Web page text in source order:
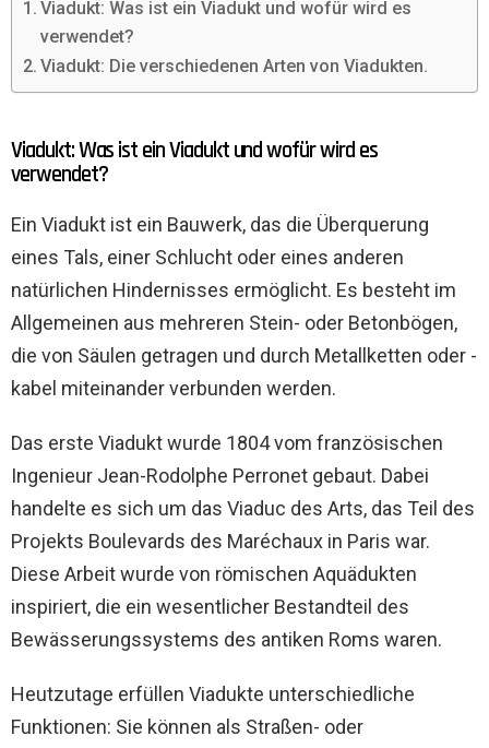
Viadukt: Was ist ein Viadukt und wofür wird es
verwendet?
Viadukt: Die verschiedenen Arten von Viadukten.
Viadukt: Was ist ein Viadukt und wofür wird es
verwendet?
Ein Viadukt ist ein Bauwerk, das die Überquerung
eines Tals, einer Schlucht oder eines anderen
natürlichen Hindernisses ermöglicht. Es besteht im
Allgemeinen aus mehreren Stein- oder Betonbögen,
die von Säulen getragen und durch Metallketten oder -
kabel miteinander verbunden werden.
Das erste Viadukt wurde 1804 vom französischen
Ingenieur Jean-Rodolphe Perronet gebaut. Dabei
handelte es sich um das Viaduc des Arts, das Teil des
Projekts Boulevards des Maréchaux in Paris war.
Diese Arbeit wurde von römischen Aquädukten
inspiriert, die ein wesentlicher Bestandteil des
Bewässerungssystems des antiken Roms waren.
Heutzutage erfüllen Viadukte unterschiedliche
Funktionen: Sie können als Straßen- oder